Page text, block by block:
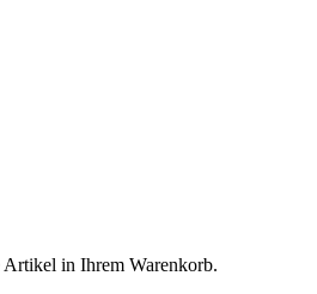
Artikel in Ihrem Warenkorb.